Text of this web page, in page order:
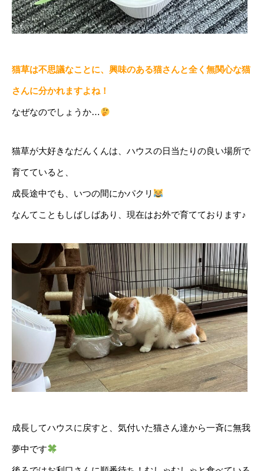
猫草は不思議なことに、興味のある猫さんと全く無関心な猫
さんに分かれますよね！
なぜなのでしょうか…
猫草が大好きなだんくんは、ハウスの日当たりの良い場所で
育てていると、
成長途中でも、いつの間にかパクリ
なんてこともしばしばあり、現在はお外で育てております♪
成長してハウスに戻すと、気付いた猫さん達から一斉に無我
夢中です